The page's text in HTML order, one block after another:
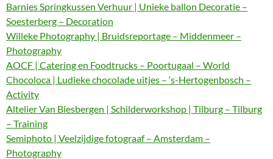
Barnies Springkussen Verhuur | Unieke ballon Decoratie –
Soesterberg – Decoration
Willeke Photography | Bruidsreportage – Middenmeer –
Photography
AOCF | Catering en Foodtrucks – Poortugaal – World
Chocoloca | Ludieke chocolade uitjes – ‘s-Hertogenbosch –
Activity
Altelier Van Biesbergen | Schilderworkshop | Tilburg – Tilburg
– Training
Semiphoto | Veelzijdige fotograaf – Amsterdam –
Photography